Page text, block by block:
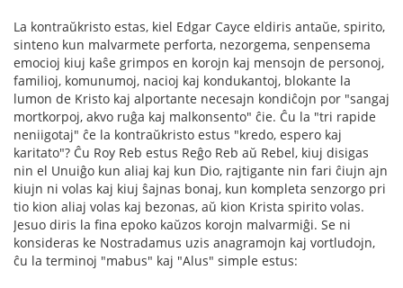
La kontraŭkristo estas, kiel Edgar Cayce eldiris antaŭe, spirito,
sinteno kun malvarmete perforta, nezorgema, senpensema
emocioj kiuj kaŝe grimpos en korojn kaj mensojn de personoj,
familioj, komunumoj, nacioj kaj kondukantoj, blokante la
lumon de Kristo kaj alportante necesajn kondiĉojn por "sangaj
mortkorpoj, akvo ruĝa kaj malkonsento" ĉie. Ĉu la "tri rapide
neniigotaj" ĉe la kontraŭkristo estus "kredo, espero kaj
karitato"? Ĉu Roy Reb estus Reĝo Reb aŭ Rebel, kiuj disigas
nin el Unuiĝo kun aliaj kaj kun Dio, rajtigante nin fari ĉiujn ajn
kiujn ni volas kaj kiuj ŝajnas bonaj, kun kompleta senzorgo pri
tio kion aliaj volas kaj bezonas, aŭ kion Krista spirito volas.
Jesuo diris la fina epoko kaŭzos korojn malvarmiĝi. Se ni
konsideras ke Nostradamus uzis anagramojn kaj vortludojn,
ĉu la terminoj "mabus" kaj "Alus" simple estus: